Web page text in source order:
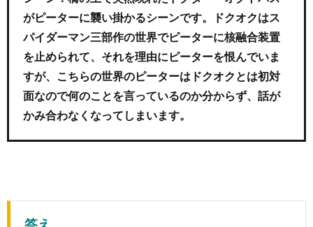
がピーターに襲い掛かるシーンです。ドクオクはス
パイダーマン三部作の世界でピーターに核融合装置
を止められて、それを理由にピーターを恨んでいま
すが、こちらの世界のピーターはドクオクとは初対
面なので何のことを言っているのか分からず、話が
かみ合わなくなってしまいます。